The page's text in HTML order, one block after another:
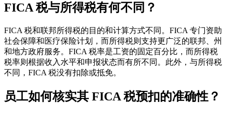
FICA 税与所得税有何不同？
FICA 税和联邦所得税的目的和计算方式不同。FICA 专门资助
社会保障和医疗保险计划，而所得税则支持更广泛的联邦、州
和地方政府服务。FICA 税率是工资的固定百分比，而所得税
税率则根据收入水平和申报状态而有所不同。此外，与所得税
不同，FICA 税没有扣除或抵免。
员工如何核实其 FICA 税预扣的准确性？